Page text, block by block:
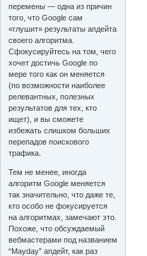
перемены — одна из причин
того, что Google сам
«глушит» результаты апдейта
своего алгоритма.
Сфокусируйтесь на том, чего
хочет достичь Google по
мере того как он меняется
(по возможности наиболее
релевантных, полезных
результатов для тех, кто
ищет), и вы сможете
избежать слишком больших
перепадов поискового
трафика.
Тем не менее, иногда
алгоритм Google меняется
так значительно, что даже те,
кто особо не фокусируется
на алгоритмах, замечают это.
Похоже, что обсуждаемый
вебмастерами под названием
“Mayday” апдейт, как раз